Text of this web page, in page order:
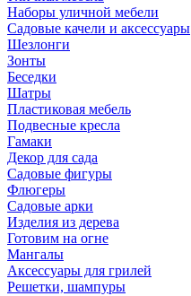
Наборы уличной мебели
Садовые качели и аксессуары
Шезлонги
Зонты
Беседки
Шатры
Пластиковая мебель
Подвесные кресла
Гамаки
Декор для сада
Садовые фигуры
Флюгеры
Садовые арки
Изделия из дерева
Готовим на огне
Мангалы
Аксессуары для грилей
Решетки, шампуры